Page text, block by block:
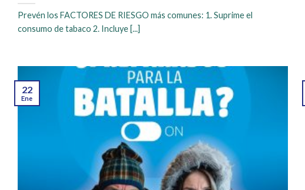
Prevén los FACTORES DE RIESGO más comunes: 1. Suprime el
consumo de tabaco 2. Incluye [...]
22
Ene